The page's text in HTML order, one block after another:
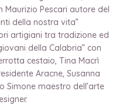
Maurizio Pescari autore del
della nostra vita”
artigiani tra tradizione ed
della Calabria” con
cestaio, Tina Macrì
Aracne, Susanna
Simone maestro dell’arte